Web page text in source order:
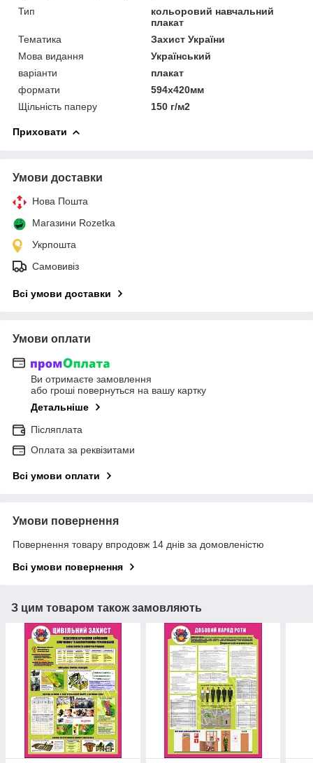
Тип
кольоровий навчальний
плакат
Тематика
Захист України
Мова видання
Український
варіанти
плакат
формати
594х420мм
Щільність паперу
150 г/м2
Приховати
Умови доставки
Нова Пошта
Магазини Rozetka
Укрпошта
Самовивіз
Всі умови доставки
Умови оплати
Ви отримаєте замовлення
або гроші повернуться на вашу картку
Детальніше
Післяплата
Оплата за реквізитами
Всі умови оплати
Умови повернення
Повернення товару впродовж 14 днів за домовленістю
Всі умови повернення
З цим товаром також замовляють